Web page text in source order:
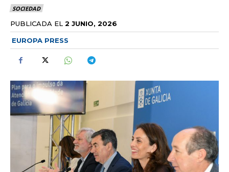
SOCIEDAD
PUBLICADA EL 2 JUNIO, 2026
EUROPA PRESS